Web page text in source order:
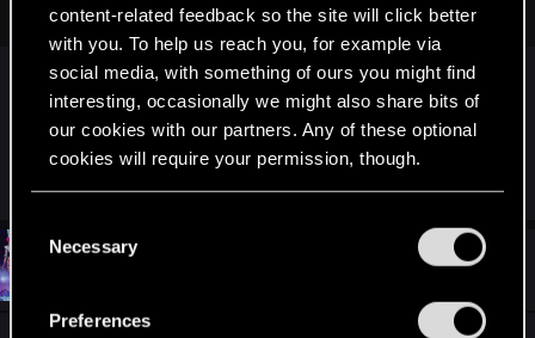
content-related feedback so the site will click better
with you. To help us reach you, for example via
social media, with something of ours you might find
interesting, occasionally we might also share bits of
our cookies with our partners. Any of these optional
cookies will require your permission, though.
and tweak your preferences regarding them in the
Necessary
Preferences
Ten błąd zdarza się występować losowo i jest po
stronie getresponse.pl - pracujemy nad
rozwiązaniem tego.